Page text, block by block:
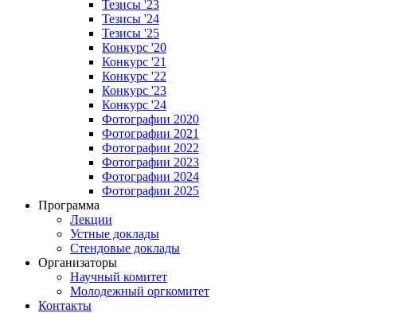
Тезисы '23
Тезисы '24
Тезисы '25
Конкурс '20
Конкурс '21
Конкурс '22
Конкурс '23
Конкурс '24
Фотографии 2020
Фотографии 2021
Фотографии 2022
Фотографии 2023
Фотографии 2024
Фотографии 2025
Программа
Лекции
Устные доклады
Стендовые доклады
Организаторы
Научный комитет
Молодежный оргкомитет
Контакты